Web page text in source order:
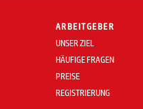
ARBEITGEBER
UNSER ZIEL
HÄUFIGE FRAGEN
PREISE
REGISTRIERUNG